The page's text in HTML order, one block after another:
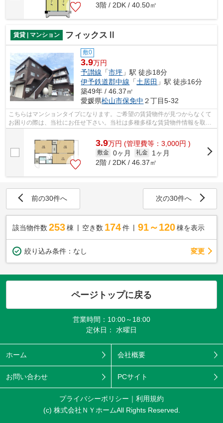
3階 / 2DK / 40.50㎡
賃貸 | マンション フィックスⅡ
敷0
3.9万円
予讃線 「市坪 」駅 徒歩18分
伊予鉄道郡中線 「土居田 」駅 徒歩16分
築49年 / 46.37㎡
愛媛県松山市保免中 ２丁目5-32
こちらはマンションタイプになります。ご希望の賃貸物件が見つからなくて
お困りの際は、当社にお任せ下さい。当社は多種多様な賃貸物件情報を取り
3.9万円 (管理費等：3,000円 )
敷金 0ヶ月 礼金
1ヶ月
2階 / 2DK / 46.37㎡
前の30件へ 次の30件へ
該当物件数 253棟 空き数 174 件 91～120 棟を表示
絞り込み条件： なし 変更
ページトップに戻る
営業時間：10:00～18:00
定休日： 水曜日
ホーム 会社概要
お問い合わせ PCサイト
プライバシーポリシー
利用規約
(c) 株式会社ＮＹホームAll Rights Reserved.